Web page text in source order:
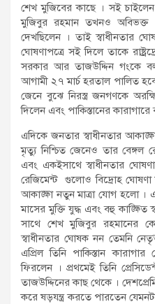
শেখ মুজিবের কাছে । সই চাইলেন
মুজিবুর রহমান তখনও অবিভক্ত
দেখছিলেন । তাই স্বাধীনতার
ঘোষণাপত্রে সই দিলে তাকে
সরকার আর তাজউদ্দিন গংকে
আগামী ২৭ মার্চ হরতাল পালিত
জেনে বুঝে নিরস্ত্র জনগণকে
দিলেন এবং পাকিস্তানের কারাগারে
এদিকে জনতার স্বাধীনতার
মৃত্যু নিশ্চিত জেনেও তার বেঙ্গল
এবং একইসাথে স্বাধীনতার
রেজিমেন্ট গুলোও বিদ্রোহ
আকাঙ্ক্ষা নতুন মাত্রা যোগ হলো ।
মাসের মুক্তি যুদ্ধ এবং বহু কাঙ্ক্ষিত
সাথে শেখ মুজিবুর রহমানের
স্বাধীনতার ঘোষক নন তেমনি
এপ্রিল তিনি পাকিস্তান
ফিরলেন । প্রথমেই তিনি
তাজউদ্দিনের কাছ থেকে ।
করে ষড়যন্ত্র করতে পারতেন